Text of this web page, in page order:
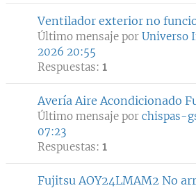
Ventilador exterior no
Último mensaje por Universo
2026 20:55
Respuestas: 1
Avería Aire Acondicionado
Último mensaje por chispas-
07:23
Respuestas: 1
Fujitsu AOY24LMAM2 No